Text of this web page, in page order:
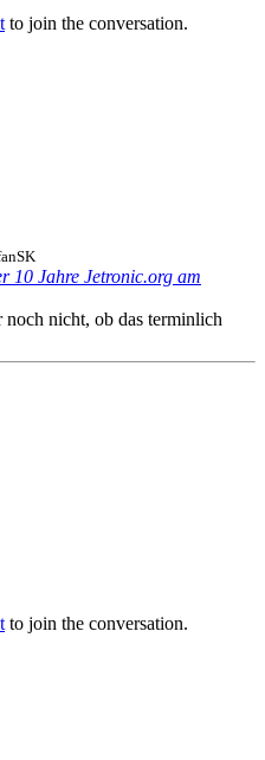
to join the conversation.
10 Jahre Jetronic.org am
nicht, ob das terminlich
to join the conversation.